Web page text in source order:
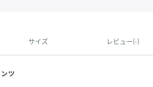
サイズ レビュー(-)
ツ